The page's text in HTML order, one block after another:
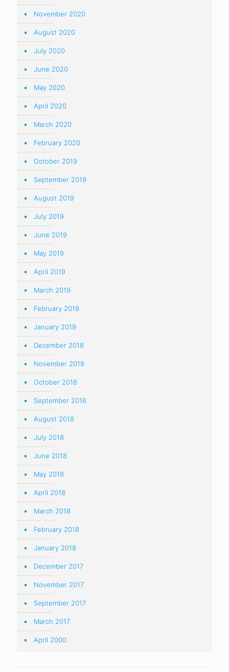
November 2020
August 2020
July 2020
June 2020
May 2020
April 2020
March 2020
February 2020
October 2019
September 2019
August 2019
July 2019
June 2019
May 2019
April 2019
March 2019
February 2019
January 2019
December 2018
November 2018
October 2018
September 2018
August 2018
July 2018
June 2018
May 2018
April 2018
March 2018
February 2018
January 2018
December 2017
November 2017
September 2017
March 2017
April 2000